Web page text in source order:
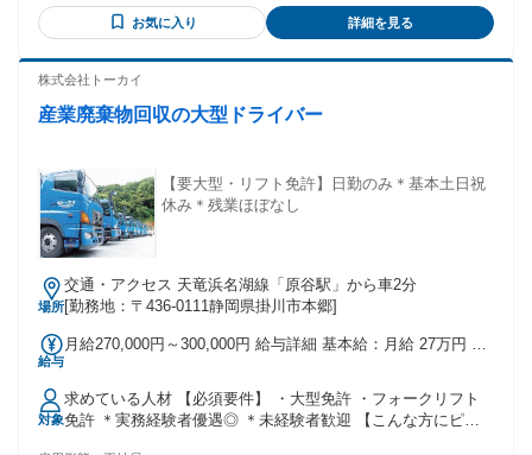
きたい ✨他の仕事と両立しながら働きたい ✨スキマ時間を有
効活用したい ✨未経験からできる仕事を探している
お気に入り 詳細を見る
株式会社トーカイ
産業廃棄物回収の大型ドライバー
【要大型・リフト免許】日勤のみ＊基本土日祝
休み＊残業ほぼなし
場所
交通・アクセス 天竜浜名湖線「原谷駅」から車2分
[勤務地：〒436-0111静岡県掛川市本郷]
給与
月給270,000円～300,000円 給与詳細 基本給：月給 27万円 〜
れる通勤・皆勤・家族手当金額：なし 全員に一律で支払われ
るその他手当金額：なし ※給与は実務経験を考慮し決定しま
す （実務経験により大幅UPも可能！） ・昇給あり ・賞与あ
り
対象
求めている人材 【必須要件】 ・大型免許 ・フォークリフト
免許 ＊実務経験者優遇◎ ＊未経験者歓迎 【こんな方にピッ